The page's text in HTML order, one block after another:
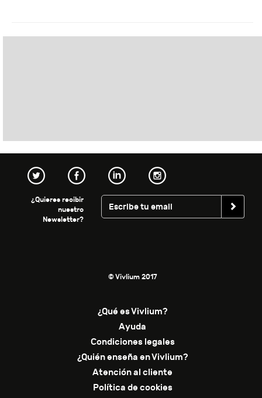
¿Quieres recibir
nuestro
Newsletter?
© Vivlium 2017
¿Qué es Vivlium?
Ayuda
Condiciones legales
¿Quién enseña en Vivlium?
Atención al cliente
Política de cookies